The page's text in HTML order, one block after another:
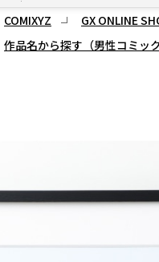
COMIXYZ
GX ONLINE
作品名から探す（男性コミッ